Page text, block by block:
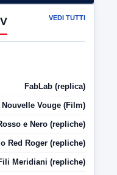
VEDI TUTTI
FabLab (replica)
Nouvelle Vouge (Film)
e Nero (repliche)
Red Roger (repliche)
Meridiani (repliche)